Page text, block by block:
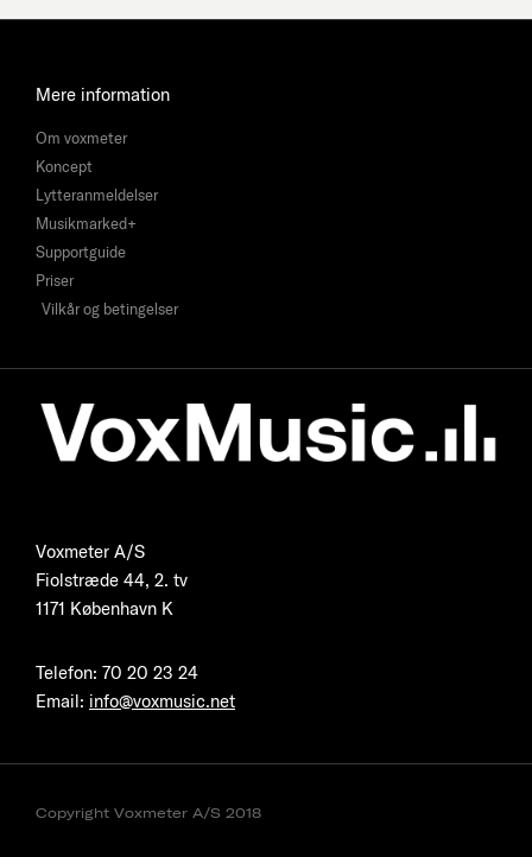
Mere information
Om voxmeter
Koncept
Lytteranmeldelser
Musikmarked+
Supportguide
Priser
Vilkår og betingelser
Voxmeter A/S
Fiolstræde 44, 2. tv
1171 København K
Telefon: 70 20 23 24
Email: info@voxmusic.net
Copyright Voxmeter A/S 2018